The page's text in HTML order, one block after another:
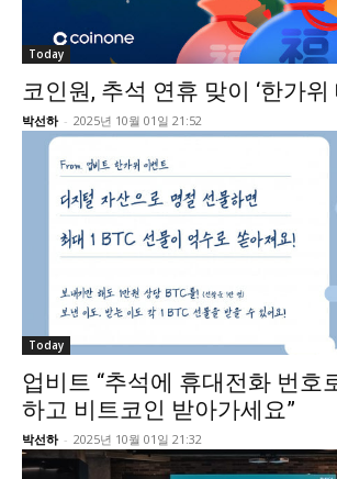
Today
코인원, 추석 연휴 맞이 ‘한가위
박선하 - 2025년 10월 01일 21:52
Today
업비트 “추석에 휴대전화 번호
하고 비트코인 받아가세요”
박선하 - 2025년 10월 01일 21:32